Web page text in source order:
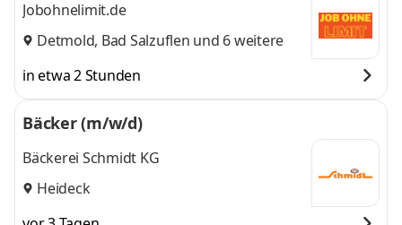
Jobohnelimit.de
Detmold, Bad Salzuflen und 6 weitere
in etwa 2 Stunden
Bäcker (m/w/d)
Bäckerei Schmidt KG
Heideck